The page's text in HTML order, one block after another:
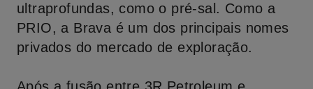
ultraprofundas, como o pré-sal. Como a
PRIO, a Brava é um dos principais nomes
privados do mercado de exploração.